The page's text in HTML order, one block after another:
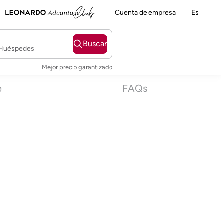
Cuenta de empresa Es
Buscar
Mejor precio garantizado
FAQs